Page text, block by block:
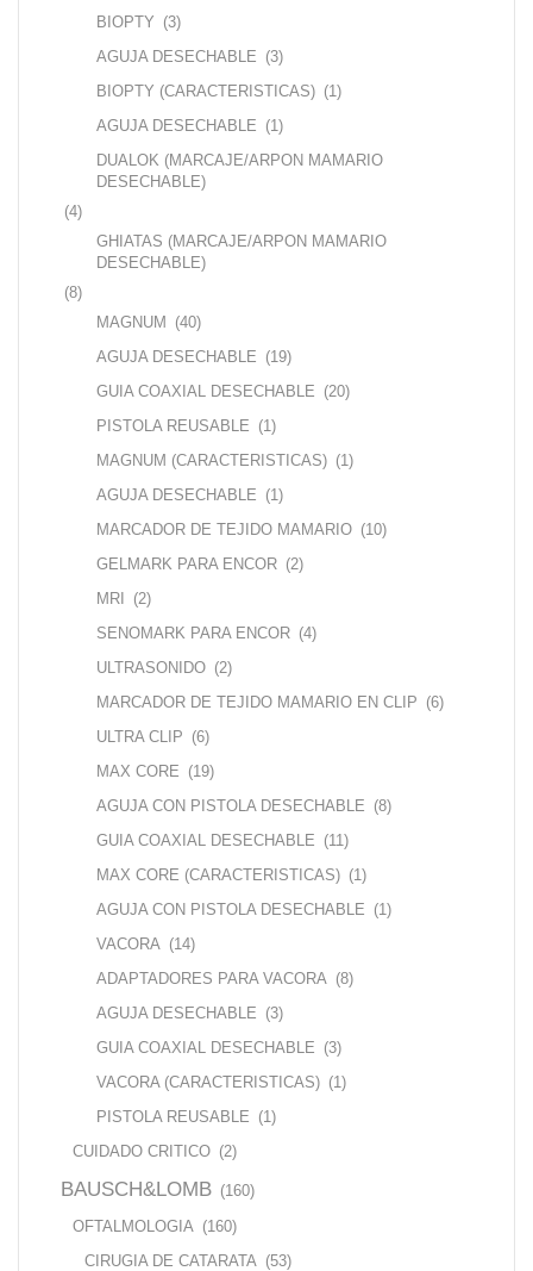
BIOPTY (3)
AGUJA DESECHABLE (3)
BIOPTY (CARACTERISTICAS) (1)
AGUJA DESECHABLE (1)
DUALOK (MARCAJE/ARPON MAMARIO
DESECHABLE)
(4)
GHIATAS (MARCAJE/ARPON MAMARIO
DESECHABLE)
(8)
MAGNUM (40)
AGUJA DESECHABLE (19)
GUIA COAXIAL DESECHABLE (20)
PISTOLA REUSABLE (1)
MAGNUM (CARACTERISTICAS) (1)
AGUJA DESECHABLE (1)
MARCADOR DE TEJIDO MAMARIO (10)
GELMARK PARA ENCOR (2)
MRI (2)
SENOMARK PARA ENCOR (4)
ULTRASONIDO (2)
MARCADOR DE TEJIDO MAMARIO EN CLIP (6)
ULTRA CLIP (6)
MAX CORE (19)
AGUJA CON PISTOLA DESECHABLE (8)
GUIA COAXIAL DESECHABLE (11)
MAX CORE (CARACTERISTICAS) (1)
AGUJA CON PISTOLA DESECHABLE (1)
VACORA (14)
ADAPTADORES PARA VACORA (8)
AGUJA DESECHABLE (3)
GUIA COAXIAL DESECHABLE (3)
VACORA (CARACTERISTICAS) (1)
PISTOLA REUSABLE (1)
CUIDADO CRITICO (2)
BAUSCH&LOMB (160)
OFTALMOLOGIA (160)
CIRUGIA DE CATARATA (53)